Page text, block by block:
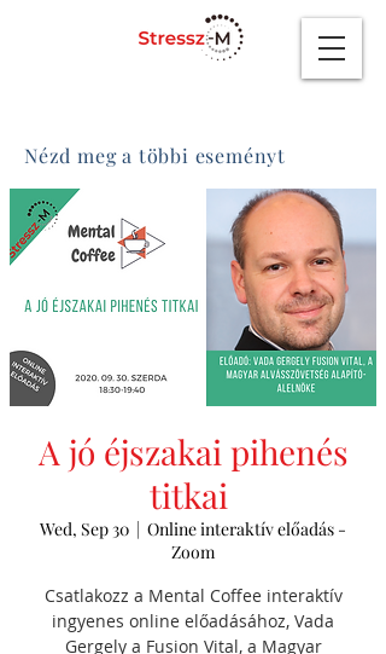
Nézd meg a többi eseményt
A jó éjszakai pihenés
titkai
Wed, Sep 30
  |
Online interaktív előadás -
Zoom
Csatlakozz a Mental Coffee interaktív
ingyenes online előadásához, Vada
Gergely a Fusion Vital, a Magyar